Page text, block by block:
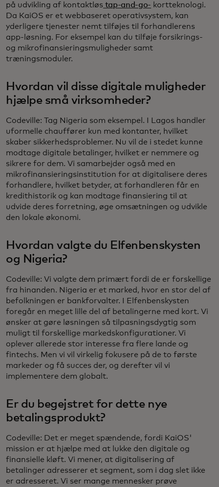
på udvikling af kontaktløs tap-and-go- kortteknologi.
Da KaiOS er et webbaseret operativsystem, kan
yderligere tjenester nemt tilføjes til forhandlerens
app-løsning. For eksempel kan du tilføje forsikrings-
og mikrofinansieringsmuligheder samt
træningsmoduler.
Hvordan vil disse digitale muligheder
hjælpe små virksomheder?
Codeville: Tag Nigeria som eksempel. I Lagos handler
uformelle chauffører kun med kontanter, hvilket
skaber sikkerhedsproblemer. Nu vil de i stedet kunne
modtage digitale betalinger, hvilket er nemmere og
sikrere for dem. Vi samarbejder også med en
mikrofinansieringsinstitution for at digitalisere deres
forhandlere, hvilket betyder, at forhandleren får en
kredithistorik og kan modtage finansiering til at
udvide deres forretning, øge omsætningen og udvikle
den lokale økonomi.
Hvordan valgte du Elfenbenskysten
og Nigeria?
Codeville: Vi valgte dem primært fordi de er forskellige
fra hinanden. Nigeria er et marked, hvor en stor del af
befolkningen er bankforvalter. I Elfenbenskysten
foregår en meget lille del af betalingerne med kort. Vi
ønsker at gøre løsningen så tilpasningsdygtig som
muligt til forskellige markedskonfigurationer. Vi
oplever allerede stor interesse fra flere lande og
fintechs. Men vi vil virkelig fokusere på de to første
markeder og få succes der, og derefter vil vi
implementere dem globalt.
Er du begejstret for dette nye
betalingsprodukt?
Codeville: Det er meget spændende, fordi KaiOS'
mission er at hjælpe med at lukke den digitale og
finansielle kløft. Vi mener, at digitalisering af
betalinger adresserer et segment, som i dag slet ikke
er adresseret. Vi ser mange mennesker prøve